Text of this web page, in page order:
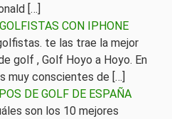
[…]
CON IPHONE
te las trae la mejor
golf , Golf Hoyo a Hoyo. En
muy conscientes de […]
DE GOLF DE ESPAÑA
son los 10 mejores